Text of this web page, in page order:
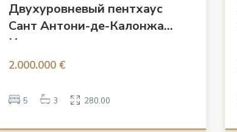
Двухуровневый пентхаус
Сант Антони-де-Калонжа
Испания
2.000.000 €
5 3 280.00